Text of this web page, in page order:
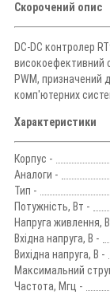
Скорочений опис
DC-DC контролер
високоефективний
PWM, призначений
комп'ютерних
Характеристики
Корпус -
Аналоги -
Тип -
Потужність, Вт -
Напруга живлення,
Вхідна напруга, В -
Вихідна напруга, В -
Максимальний
Частота, Мгц -